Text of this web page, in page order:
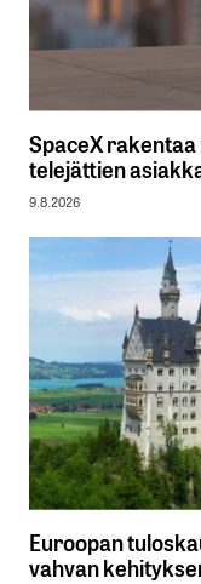
SpaceX
telejättien
9.8.2026
Euroopan
vahvan